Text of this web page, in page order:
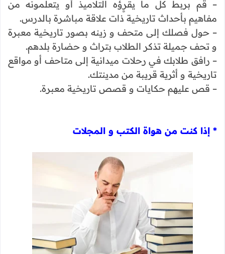
– قم بربط كل ما يقرِِؤه التلاميذ أو يتعلمونه من
مفاهيم بأحداث تاريخية ذات علاقة مباشرة بالدرس.
– حول فصلك إلى متحف و زينه بصور تاريخية معبرة
و تحف جميلة تذكر الطلاب بتراث و حضارة بلدهم.
– رافق طلابك في رحلات ميدانية إلى متاحف أو مواقع
تاريخية و أثرية قريبة من مدينتك.
– قص عليهم حكايات و قصص تاريخية معبرة.
* إذا كنت من هواة الكتب و المجلات